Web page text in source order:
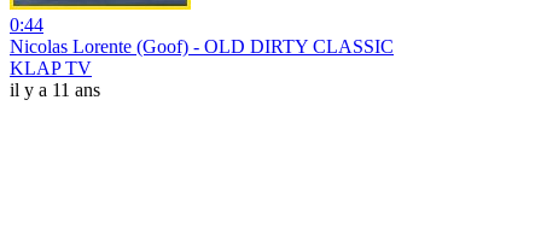
0:44
Nicolas Lorente (Goof) - OLD DIRTY CLASSIC
KLAP TV
il y a 11 ans